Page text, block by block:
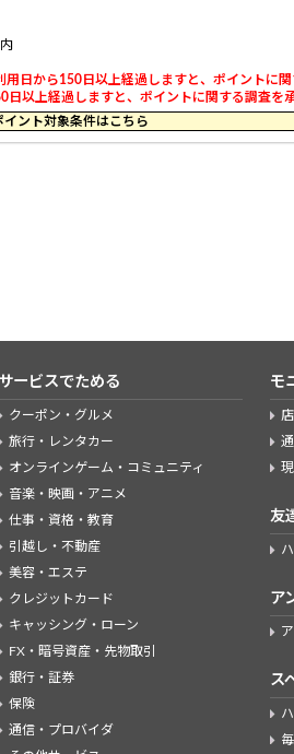
日から150日以上経過しますと、ポイントに関
以上経過しますと、ポイントに関する調査
ント対象条件はこちら
サービスでためる
クーポン・グルメ
旅行・レンタカー
オンラインゲーム・コミュニティ
音楽・映画・アニメ
仕事・資格・教育
引越し・不動産
美容・エステ
クレジットカード
キャッシング・ローン
FX・暗号資産・先物取引
銀行・証券
保険
通信・プロバイダ
モ
友
ア
ス